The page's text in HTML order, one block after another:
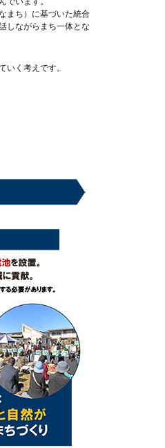
まち）に基づいた統合
しながらまち一体とな
く考えです。